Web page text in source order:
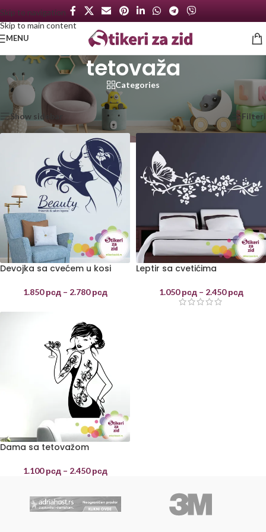
Skip to navigation
Skip to main content
MENU
tetovaža
Categories
Početna
Proizvod označen „tetovaža“ Prikazano je svih 3 rezultata
Show sidebar Filteri
Devojka sa cvećem u kosi
1.850рсд – 2.780рсд
Leptir sa cvetićima
1.050рсд – 2.450рсд
Dama sa tetovažom
1.100рсд – 2.450рсд